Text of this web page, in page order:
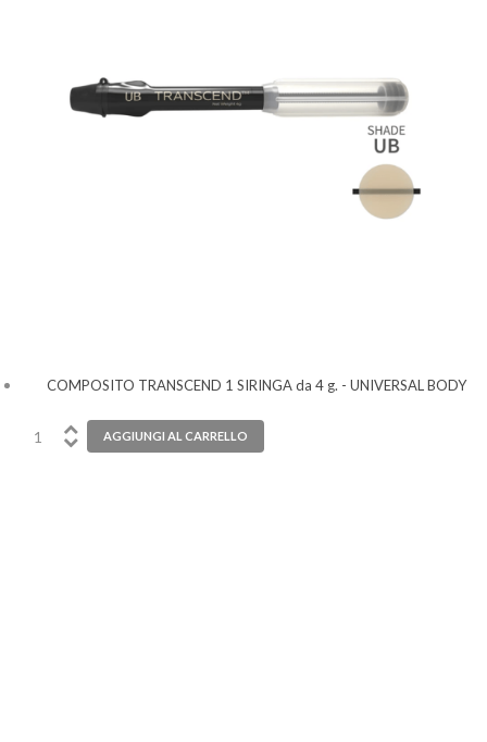
COMPOSITO TRANSCEND 1 SIRINGA da 4 g. - UNIVERSAL BODY